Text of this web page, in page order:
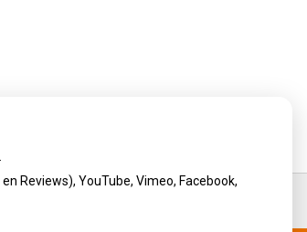
Reviews), YouTube, Vimeo, Facebook,